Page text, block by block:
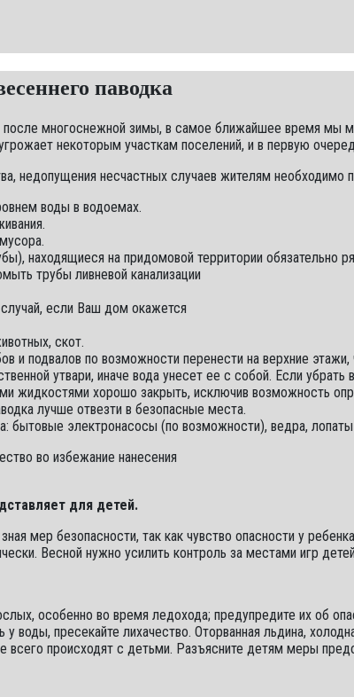
паводка
многоснежной зимы, в самое ближайшее время мы
некоторым участкам поселений, и в первую
недопущения несчастных случаев жителям
воды в водоемах.
находящиеся на придомовой территории обязательно
трубы ливневой канализации
если Ваш дом окажется
скот.
и подвалов по возможности перенести на верхние
утвари, иначе вода унесет ее с собой. Если
жидкостями хорошо закрыть, исключив возможность
лучше отвезти в безопасные места.
бытовые электронасосы (по возможности), ведра, лопаты
во избежание нанесения
для детей.
мер безопасности, так как чувство опасности у
Весной нужно усилить контроль за местами игр
особенно во время ледохода; предупредите их об
воды, пресекайте лихачество. Оторванная льдина,
всего происходят с детьми. Разъясните детям меры